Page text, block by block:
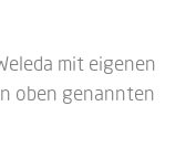
mit eigenen
oben genannten